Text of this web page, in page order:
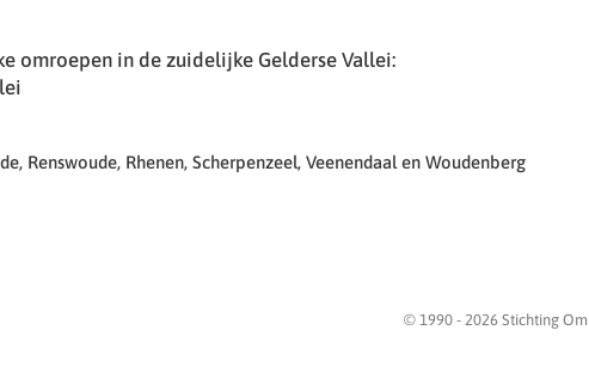
omroepen in de zuidelijke Gelderse Vallei:
Renswoude, Rhenen, Scherpenzeel, Veenendaal en Woudenberg
© 1990 - 2026 Stichting